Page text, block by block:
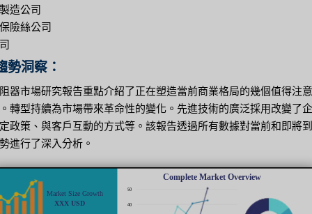
造公司
險絲公司
勢洞察：
器市場研究報告重點介紹了正在塑造當前商業格局的幾個值得注
轉型持續為市場帶來革命性的變化。先進技術的廣泛採用改變了
政策、與客戶互動的方式等。該報告透過所有數據對當前和即將
進行了深入分析。